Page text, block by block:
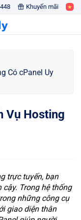
Khuyến mãi
Có cPanel Uy
Vụ Hosting
trực tuyến, bạn
Trong hệ thống
những công cụ
giao diện thân